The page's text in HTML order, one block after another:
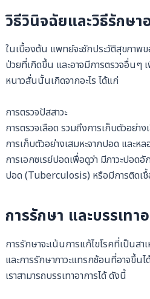
วิธีวินิจฉัยและวิธีรักษา
ในเบื้องต้น แพทย์จะซักประวัติสุขภาพ
ป่วยที่เกิดขึ้น และอาจมีการตรวจอื่นๆ
หนาวสั่นนั้นเกิดจากอะไร ได้แก่
การตรวจปัสสาวะ
การตรวจเลือด รวมถึงการเก็บตัวอย่าง
การเก็บตัวอย่างเสมหะจากปอด และหล
การเอกซเรย์ปอดเพื่อดูว่า มีภาวะปอ
ปอด (Tuberculosis) หรือมีการติดเ
การรักษา และบรรเทา
การรักษาจะเน้นการแก้ไขโรคที่เป็นสา
และการรักษาภาวะแทรกซ้อนที่อาจขึ้น
เราสามารถบรรเทาอาการได้ ดังนี้